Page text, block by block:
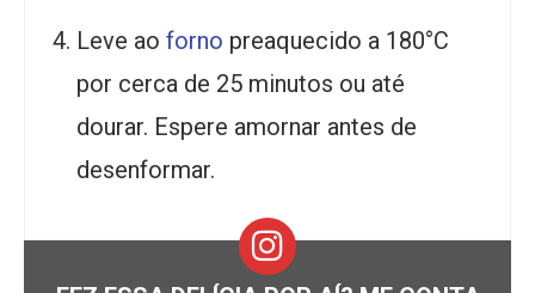
Leve ao forno preaquecido a 180°C
por cerca de 25 minutos ou até
dourar. Espere amornar antes de
desenformar.